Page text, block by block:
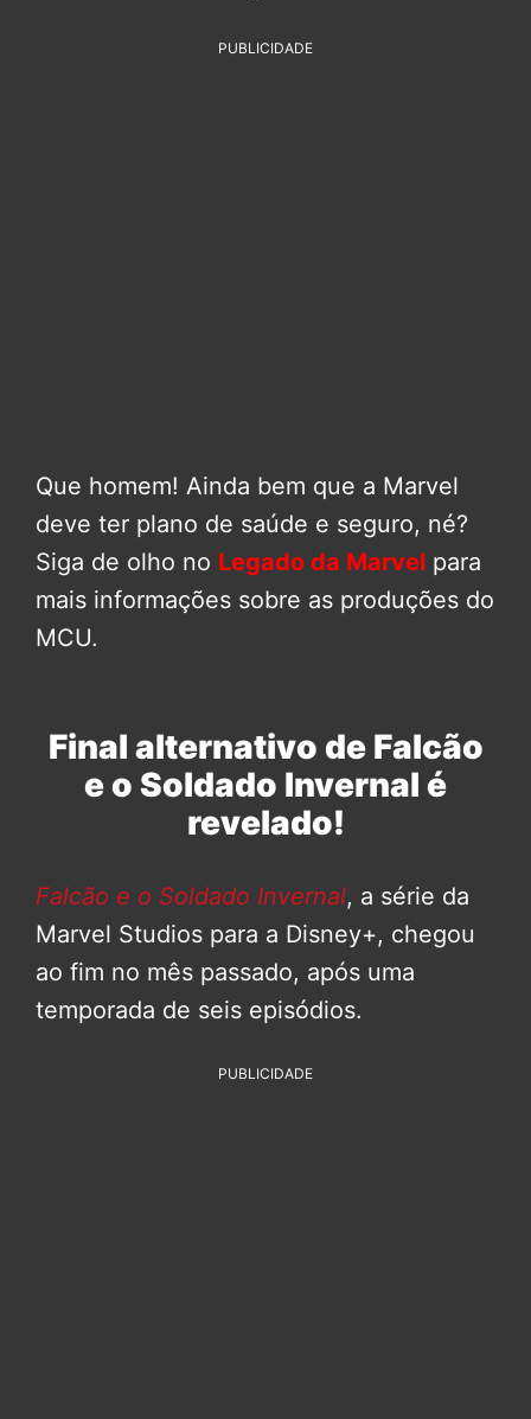
PUBLICIDADE
Que homem! Ainda bem que a Marvel
deve ter plano de saúde e seguro, né?
Siga de olho no Legado da Marvel para
mais informações sobre as produções do
MCU.
Final alternativo de Falcão
e o Soldado Invernal é
revelado!
Falcão e o Soldado Invernal, a série da
Marvel Studios para a Disney+, chegou
ao fim no mês passado, após uma
temporada de seis episódios.
PUBLICIDADE